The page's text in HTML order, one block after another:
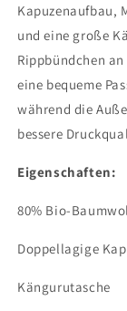
Kapuzenaufbau,
und eine große
Rippbündchen
eine bequeme
während die
bessere
Eigenschaften:
80% Bio-
Doppellagige
Kängurutasche